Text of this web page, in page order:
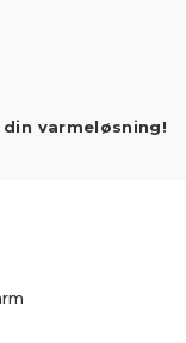
varmeløsning!